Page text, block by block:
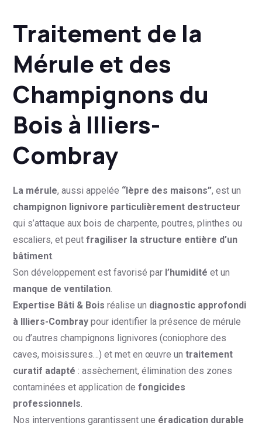
Traitement de la
Mérule et des
Champignons du
Bois à Illiers-
Combray
La mérule, aussi appelée “lèpre des maisons”, est un
champignon lignivore particulièrement destructeur
qui s’attaque aux bois de charpente, poutres, plinthes ou
escaliers, et peut fragiliser la structure entière d’un
bâtiment
Son développement est favorisé par l’humidité et un
manque de ventilation
Expertise Bâti & Bois réalise un diagnostic approfondi
à Illiers-Combray pour identifier la présence de mérule
ou d’autres champignons lignivores (coniophore des
caves, moisissures…) et met en œuvre un traitement
curatif adapté : assèchement, élimination des zones
contaminées et application de fongicides
professionnels
Nos interventions garantissent une éradication durable